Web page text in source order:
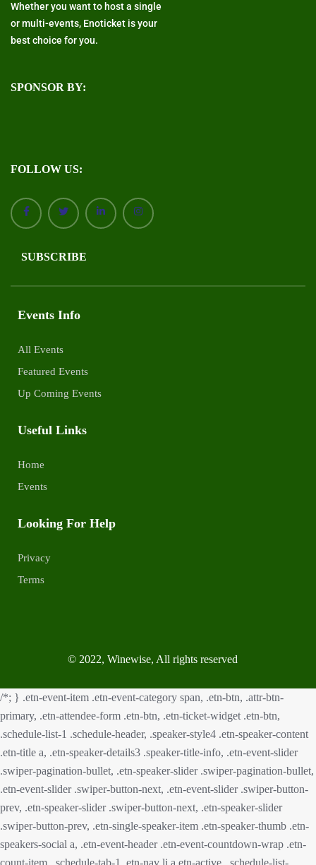
Whether you want to host a single
or multi-events, Enoticket is your
best choice for you.
SPONSOR BY:
FOLLOW US:
SUBSCRIBE
Events Info
All Events
Featured Events
Up Coming Events
Useful Links
Home
Events
Looking For Help
Privacy
Terms
© 2022, Winewise, All rights reserved
/*; } .etn-event-item .etn-event-category span, .etn-btn, .attr-btn-
primary, .etn-attendee-form .etn-btn, .etn-ticket-widget .etn-btn,
.schedule-list-1 .schedule-header, .speaker-style4 .etn-speaker-content
.etn-title a, .etn-speaker-details3 .speaker-title-info, .etn-event-slider
.swiper-pagination-bullet, .etn-speaker-slider .swiper-pagination-bullet,
.etn-event-slider .swiper-button-next, .etn-event-slider .swiper-button-
prev, .etn-speaker-slider .swiper-button-next, .etn-speaker-slider
.swiper-button-prev, .etn-single-speaker-item .etn-speaker-thumb .etn-
speakers-social a, .etn-event-header .etn-event-countdown-wrap .etn-